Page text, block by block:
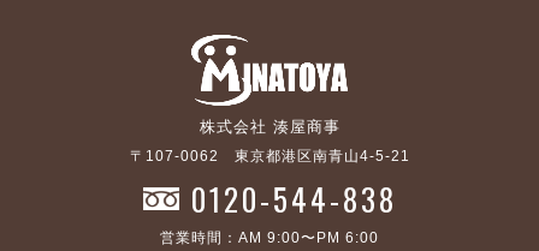
株式会社 湊屋商事
〒107-0062 東京都港区南青山4-5-21
0120-544-838
営業時間：AM 9:00〜PM 6:00